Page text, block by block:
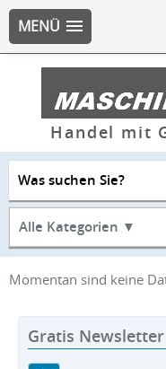
MENÜ
Handel mit
Was suchen Sie?
Alle Kategorien ▼
Momentan sind keine
Gratis Newsletter